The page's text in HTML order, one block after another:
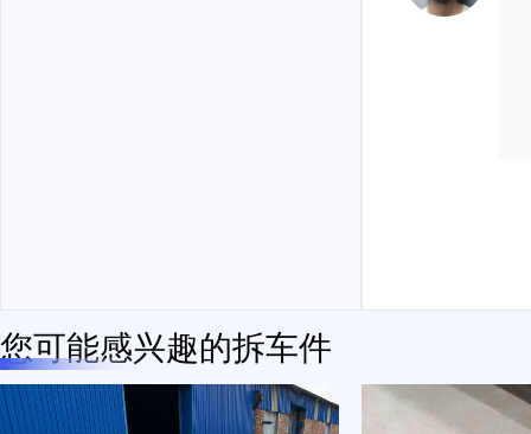
您可能感兴趣的拆车件